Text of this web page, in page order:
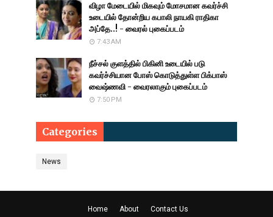
விழா மேடையில் மிகவும் மோசமான கவர்ச்சி
உடையில் தோன்றிய கபாலி நாயகி ராதிகா
அப்தே..! - வைரல் புகைப்படம்
7:43 AM
நீச்சல் குளத்தில் பிகினி உடையில் படு
கவர்ச்சியான போஸ் கொடுத்துள்ள பிக்பாஸ்
வைஷ்ணவி - வைரலாகும் புகைப்படம்
7:50 PM
Categories
News
Home About Contact Us